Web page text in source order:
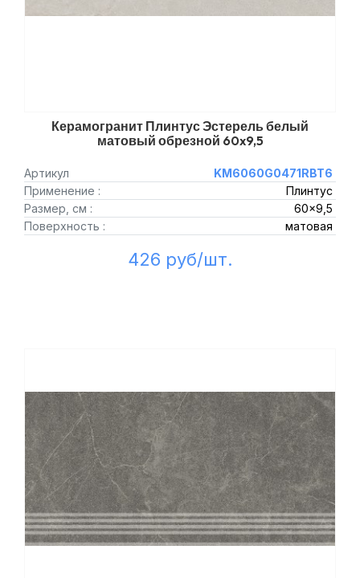
Керамогранит Плинтус Эстерель белый
матовый обрезной 60x9,5
Артикул
KM6060G0471RBT6
Применение :
Плинтус
Размер, см :
60x9,5
Поверхность :
матовая
426 руб/шт.